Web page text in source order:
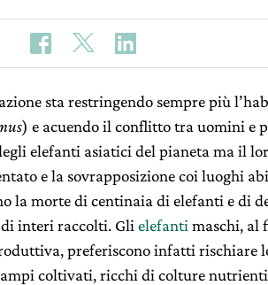
sta restringendo sempre più
) e acuendo il conflitto tra uomini e
elefanti asiatici del pianeta ma il
e la sovrapposizione coi luoghi
la morte di centinaia di elefanti e di
interi raccolti. Gli elefanti maschi, al
preferiscono infatti rischiare
coltivati, ricchi di colture